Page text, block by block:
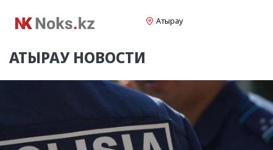
Атырау
АТЫРАУНОВОСТИ